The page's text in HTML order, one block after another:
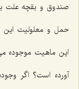
صندوق و بقچه علت
حمل و معلولیت این
این ماهیت موجوده
آورده است؟ اگر